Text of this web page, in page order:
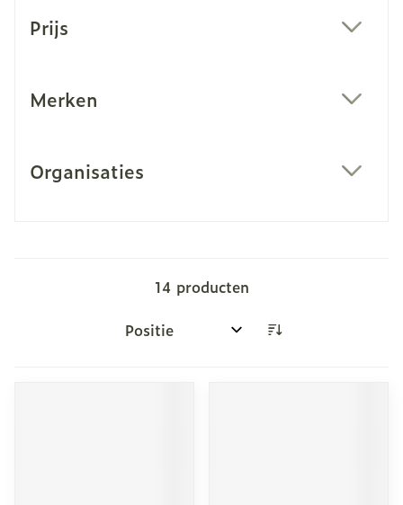
Prijs
Merken
Organisaties
14 producten
Sorteer op: